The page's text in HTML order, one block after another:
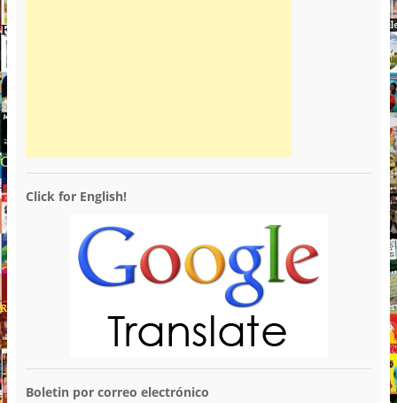
Click for English!
Boletin por correo electrónico